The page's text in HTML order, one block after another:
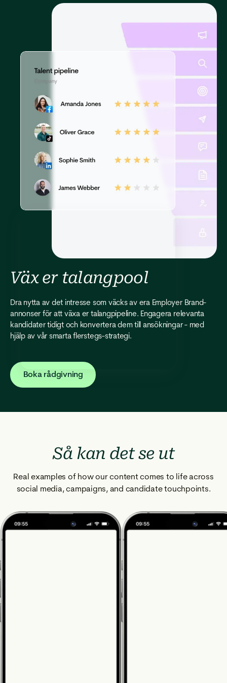
Väx er talangpool
Dra nytta av det intresse som väcks av era Employer Brand-
annonser för att växa er talangpipeline. Engagera relevanta
kandidater tidigt och konvertera dem till ansökningar - med
hjälp av vår smarta flerstegs-strategi.
Boka rådgivning
Så kan det se ut
Real examples of how our content comes to life across
social media, campaigns, and candidate touchpoints.